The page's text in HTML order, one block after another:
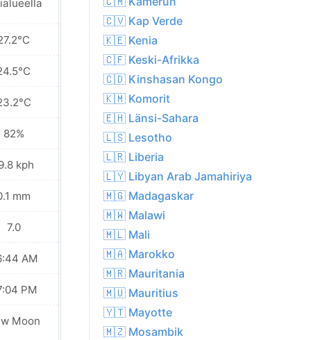
82%
kph
mm
7.0
AM
PM
Moon
lähialueella
28.0°C
24.9°C
23.0°C
78%
21.2 kph
0.1 mm
7.0
06:44 AM
07:04 PM
New Moon
🇨🇻 Kap Verde
🇰🇪 Kenia
🇨🇫 Keski-Afrikka
🇨🇩 Kinshasan Kongo
🇰🇲 Komorit
🇪🇭 Länsi-Sahara
🇱🇸 Lesotho
🇱🇷 Liberia
🇱🇾 Libyan Arab Jamahiriya
🇲🇬 Madagaskar
🇲🇼 Malawi
🇲🇱 Mali
🇲🇦 Marokko
🇲🇷 Mauritania
🇲🇺 Mauritius
🇾🇹 Mayotte
🇲🇿 Mosambik